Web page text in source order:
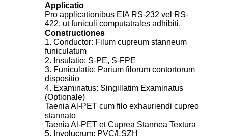
Applicatio
Pro applicationibus EIA RS-232 vel RS-
422, ut funiculi computatrales adhibiti.
Constructiones
1. Conductor: Filum cupreum stanneum
funiculatum
2. Insulatio: S-PE, S-FPE
3. Funiculatio: Parium filorum contortorum
dispositio
4. Examinatus: Singillatim Examinatus
(Optionale)
Taenia Al-PET cum filo exhauriendi cupreo
stannato
Taenia Al-PET et Cuprea Stannea Textura
5. Involucrum: PVC/LSZH